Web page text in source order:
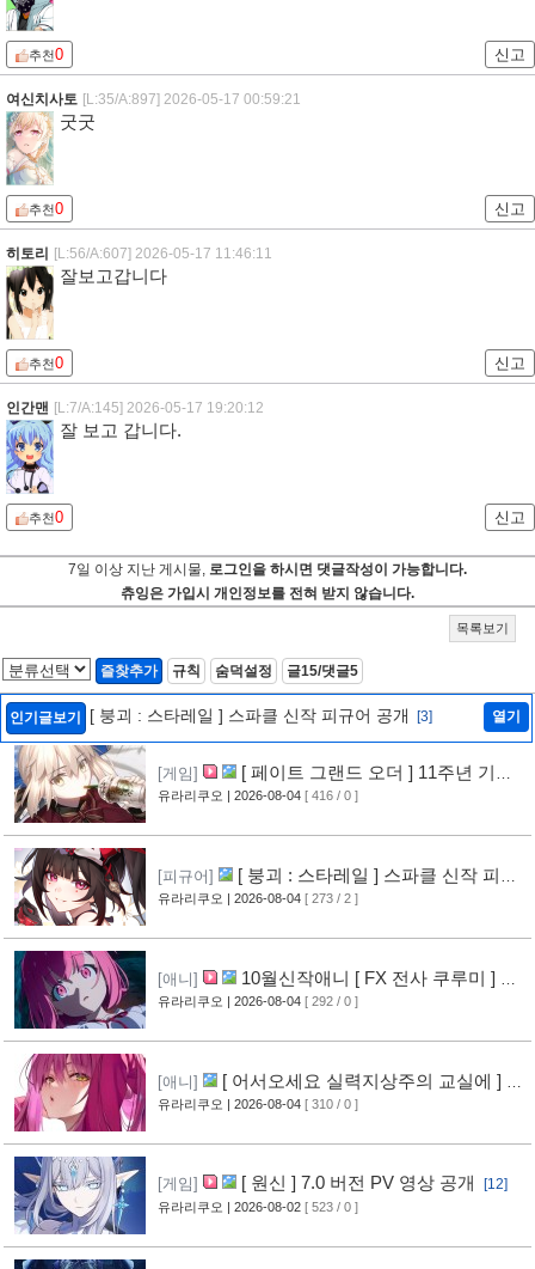
추천0 신고
여신치사토 [L:35/A:897] 2026-05-17 00:59:21
굿굿
추천0 신고
히토리 [L:56/A:607] 2026-05-17 11:46:11
잘보고갑니다
추천0 신고
인간맨 [L:7/A:145] 2026-05-17 19:20:12
잘 보고 갑니다.
추천0 신고
7일 이상 지난 게시물,
로그인을 하시면 댓글작성이 가능합니다.
츄잉은 가입시 개인정보를 전혀 받지 않습니다.
목록보기
즐찾추가 규칙 숨덕설정 글15/댓글5
인기글보기 [ 붕괴 : 스타레일 ] 스파클 신작 피규어 공개 [3] 열기
[게임]
[ 페이트 그랜드 오더 ] 11주년 기념
영상 공개
[6]
유라리쿠오 | 2026-08-04 [ 416 / 0 ]
[피규어]
[ 붕괴 : 스타레일 ] 스파클 신작 피규
어 공개
[3]
유라리쿠오 | 2026-08-04 [ 273 / 2 ]
[애니]
10월신작애니 [ FX 전사 쿠루미 ] PV
영상 공개
[5]
유라리쿠오 | 2026-08-04 [ 292 / 0 ]
[애니]
[ 어서오세요 실력지상주의 교실에 ] 블
루레이 VOL.2 표지 공개 [6]
유라리쿠오 | 2026-08-04 [ 310 / 0 ]
[게임] [ 원신 ] 7.0 버전 PV 영상 공개 [12]
유라리쿠오 | 2026-08-02 [ 523 / 0 ]